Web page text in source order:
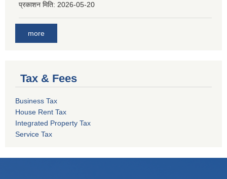
प्रकाशन मिति: 2026-05-20
more
Tax & Fees
Business Tax
House Rent Tax
Integrated Property Tax
Service Tax